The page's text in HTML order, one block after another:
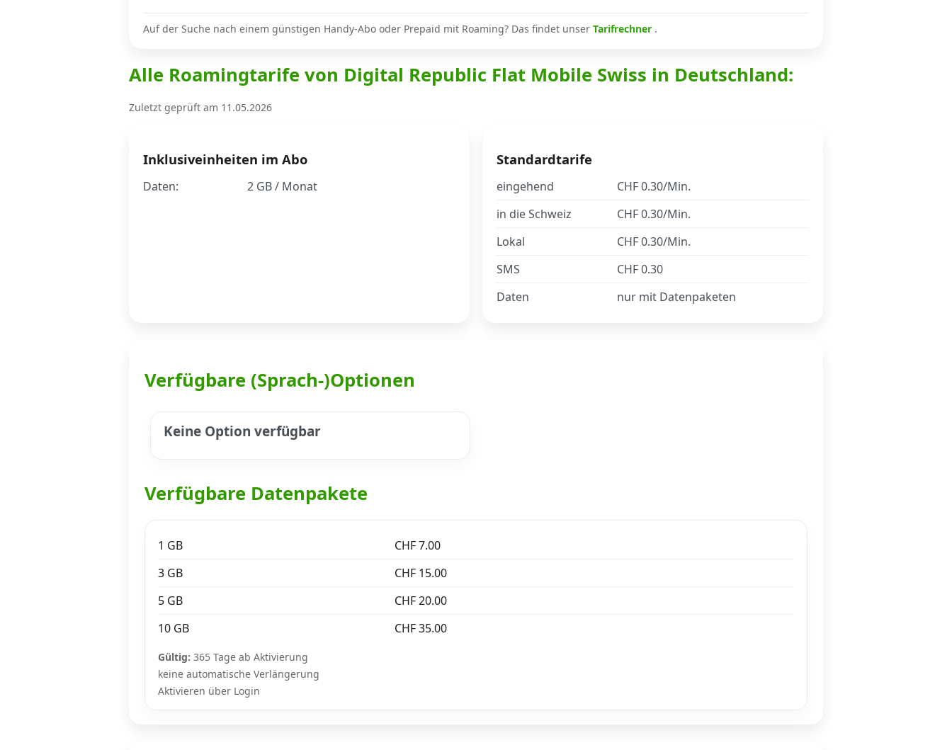
Auf der Suche nach einem günstigen Handy-Abo oder Prepaid mit Roaming? Das findet unser Tarifrechner .
Alle Roamingtarife von Digital Republic Flat Mobile Swiss in Deutschland:
Zuletzt geprüft am 11.05.2026
Inklusiveinheiten im Abo
Daten: 2 GB / Monat
Standardtarife
eingehend
CHF 0.30/Min.
in die Schweiz
CHF 0.30/Min.
Lokal
CHF 0.30/Min.
SMS
CHF 0.30
Daten
nur mit Datenpaketen
Verfügbare (Sprach-)Optionen
Keine Option verfügbar
Verfügbare Datenpakete
1 GB
CHF 7.00
3 GB
CHF 15.00
5 GB
CHF 20.00
10 GB
CHF 35.00
Gültig: 365 Tage ab Aktivierung
keine automatische Verlängerung
Aktivieren über Login